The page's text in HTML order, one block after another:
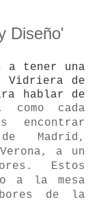
Diseño'
a tener una
de
hablar de
como cada
encontrar
Madrid,
a un
Estos
a la mesa
de la